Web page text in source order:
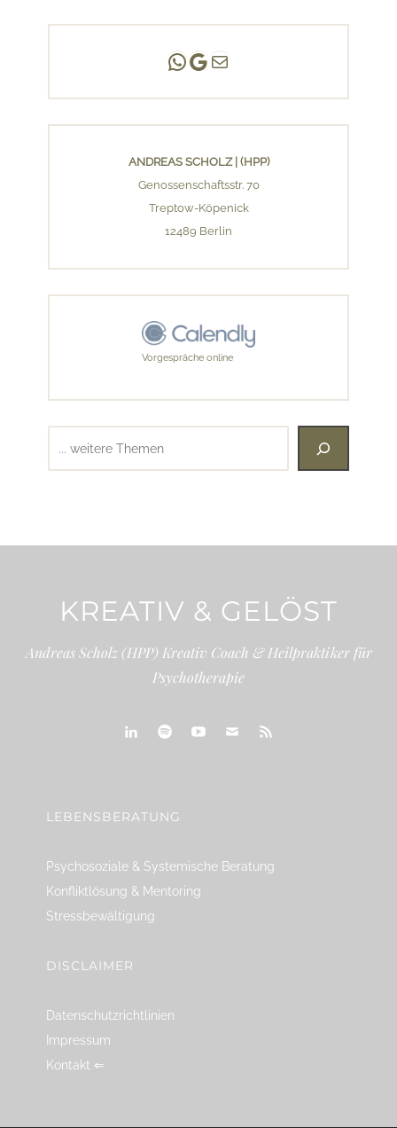
Andreas Scholz | (HPP)
Praxis Adlershof
E-Mail an mich ...
ANDREAS SCHOLZ | (HPP)
Genossenschaftsstr. 70
Treptow-Köpenick
12489 Berlin
Vorgespräche online
KREATIV & GELÖST
Andreas Scholz (HPP) Kreativ Coach & Heilpraktiker für
Psychotherapie
LEBENSBERATUNG
Psychosoziale & Systemische Beratung
Konfliktlösung & Mentoring
Stressbewältigung
DISCLAIMER
Datenschutzrichtlinien
Impressum
Kontakt ⇐